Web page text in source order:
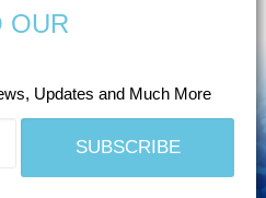
OUR
Updates and Much More